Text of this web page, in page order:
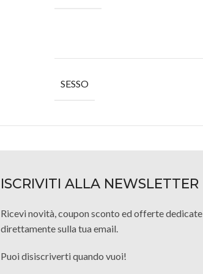
SESSO
ISCRIVITI ALLA NEWSLETTER
Ricevi novità, coupon sconto ed offerte dedicate
direttamente sulla tua email.
Puoi disiscriverti quando vuoi!